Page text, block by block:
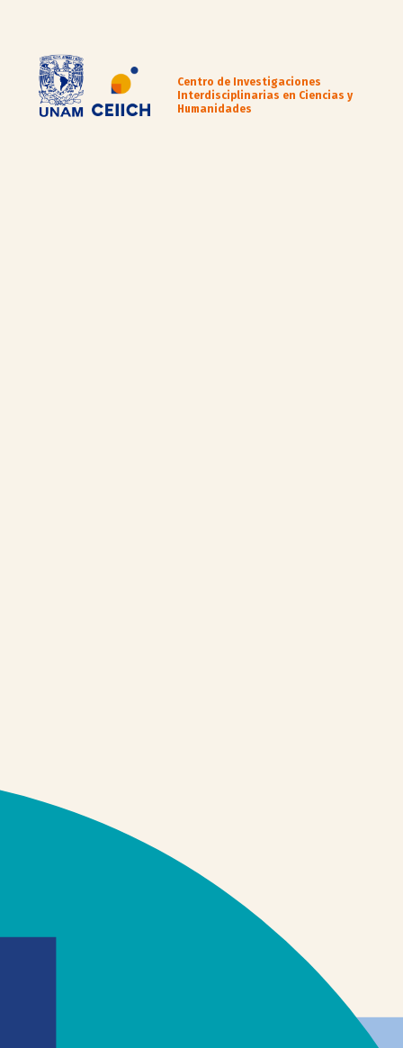
Centro de Investigaciones
Interdisciplinarias en Ciencias y
Humanidades